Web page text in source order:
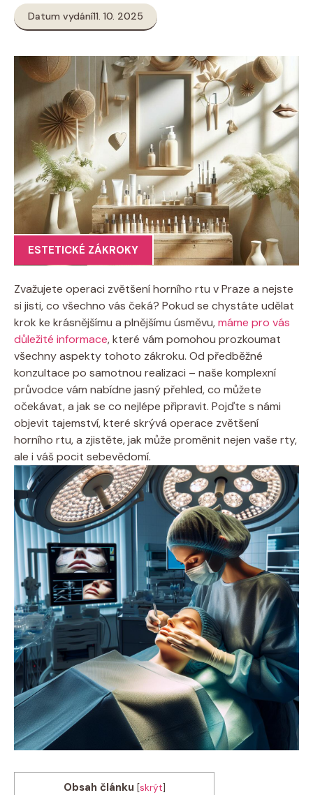
Datum vydání11. 10. 2025
ESTETICKÉ ZÁKROKY
Zvažujete operaci zvětšení horního rtu v Praze a nejste
si jisti, co všechno vás čeká? Pokud se chystáte udělat
krok ke krásnějšímu a plnějšímu úsměvu,máme pro vás
důležité informace, které vám pomohou prozkoumat
všechny aspekty tohoto zákroku. Od předběžné
konzultace po samotnou realizaci – naše komplexní
průvodce vám nabídne jasný přehled, co můžete
očekávat, a jak se co nejlépe připravit. Pojďte s námi
objevit tajemství, které skrývá operace zvětšení
horního rtu, a zjistěte, jak může proměnit nejen vaše rty,
ale i váš pocit sebevědomí.
Obsah článku [skrýt]